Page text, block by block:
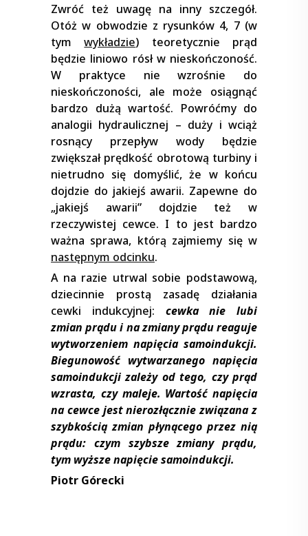
Zwróć też uwagę na inny szczegół.
Otóż w obwodzie z rysunków 4, 7 (w
tymwykładzie) teoretycznie prąd
będzie liniowo rósł w nieskończoność.
W praktyce nie wzrośnie do
nieskończoności, ale może osiągnąć
bardzo dużą wartość. Powróćmy do
analogii hydraulicznej – duży i wciąż
rosnący przepływ wody będzie
zwiększał prędkość obrotową turbiny i
nietrudno się domyślić, że w końcu
dojdzie do jakiejś awarii. Zapewne do
„jakiejś awarii” dojdzie też w
rzeczywistej cewce. I to jest bardzo
ważna sprawa, którą zajmiemy się w
następnym odcinku.
A na razie utrwal sobie podstawową,
dziecinnie prostą zasadę działania
cewki indukcyjnej: cewka nie lubi
zmian prądu i na zmiany prądu reaguje
wytworzeniem napięcia samoindukcji.
Biegunowość wytwarzanego napięcia
samoindukcji zależy od tego, czy prąd
wzrasta, czy maleje. Wartość napięcia
na cewce jest nierozłącznie związana z
szybkością zmian płynącego przez nią
prądu: czym szybsze zmiany prądu,
tym wyższe napięcie samoindukcji.
Piotr Górecki